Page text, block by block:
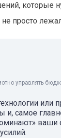
которые
просто
управлять
или
и, самое
ваши